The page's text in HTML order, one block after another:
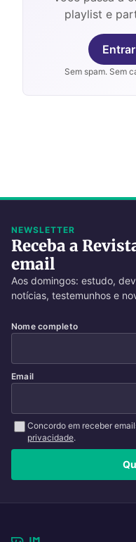
playlist e
Sem spam. Sem
NEWSLETTER
Receba a
email
Aos domingos: estudo,
notícias, testemunhos e
Nome completo
Email
Concordo em receber
privacidade.